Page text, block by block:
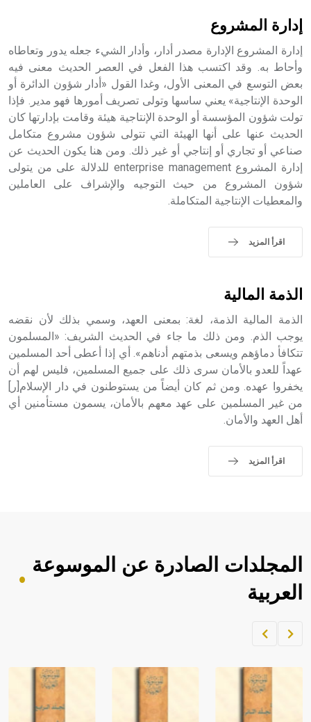
- هل تعلم أن أبجر Abgar اسم معروف جيداً يعود إلى عدد من
الملوك الذين حكموا مدينة إديسا (الرها) من أبجر الأول وحتى
التاسع، وهم ينتسبون إلى أسرة أوسروين
- هل تعلم أن الأبجدية الكنعانية تتألف من /22/ علامة كتابية
sign تكتب منفصلة غير متصلة، وتعتمد المبدأ الأكوروفوني،
إدارة المشروع
إدارة المشروع الإدارة مصدر أدار، وأدار الشيء جعله يدور وتعاطاه
وأحاط به. وقد اكتسب هذا الفعل في العصر الحديث معنى فيه
بعض التوسع في المعنى الأول، وغدا القول «أدار شؤون الدائرة أو
الوحدة الإنتاجية» يعني ساسها وتولى تصريف أمورها فهو مدير. فإذا
تولت شؤون المؤسسة أو الوحدة الإنتاجية هيئة وقامت بإدارتها كان
الحديث عنها على أنها الهيئة التي تتولى شؤون مشروع متكامل
صناعي أو تجاري أو إنتاجي أو غير ذلك. ومن هنا يكون الحديث عن
إدارة المشروع enterprise management للدلالة على من يتولى
شؤون المشروع من حيث التوجيه والإشراف على العاملين
والمعطيات الإنتاجية المتكاملة.
اقرأ المزيد
الذمة المالية
الذمة المالية الذمة، لغة: بمعنى العهد، وسمي بذلك لأن نقضه
يوجب الذم. ومن ذلك ما جاء في الحديث الشريف: «المسلمون
تتكافأ دماؤهم ويسعى بذمتهم أدناهم». أي إذا أعطى أحد المسلمين
عهداً للعدو بالأمان سرى ذلك على جميع المسلمين، فليس لهم أن
يخفروا عهده. ومن ثم كان أيضاً من يستوطنون في دار الإسلام[ر]
من غير المسلمين على عهد معهم بالأمان، يسمون مستأمنين أي
أهل العهد والأمان.
اقرأ المزيد
المجلدات الصادرة عن الموسوعة
العربية